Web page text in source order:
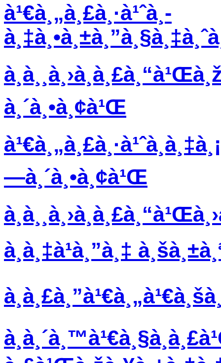
à¹€à¸„à¸£à¸·à¹ˆà¸­
à¸´à¸•à¸¢à¹Œ
—à¸´à¸•à¸¢à¹Œ
à¸­à¸‡à¹à¸”à¸‡